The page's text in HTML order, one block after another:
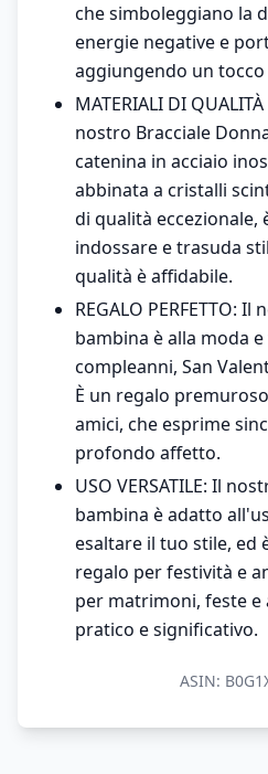
che simboleggiano la
energie negative e
aggiungendo un tocco
MATERIALI DI
nostro Bracciale
catenina in acciaio
abbinata a cristalli
di qualità eccezionale,
indossare e trasuda
qualità è affidabile.
REGALO PERFETTO:
bambina è alla moda
compleanni, San
È un regalo
amici, che esprime
profondo affetto.
USO VERSATILE: Il
bambina è adatto
esaltare il tuo stile, ed
regalo per festività e
per matrimoni, feste e
pratico e significativo.
ASIN: